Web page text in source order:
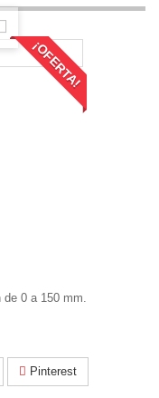
¡OFERTA!
0 a 150 mm.
Pinterest